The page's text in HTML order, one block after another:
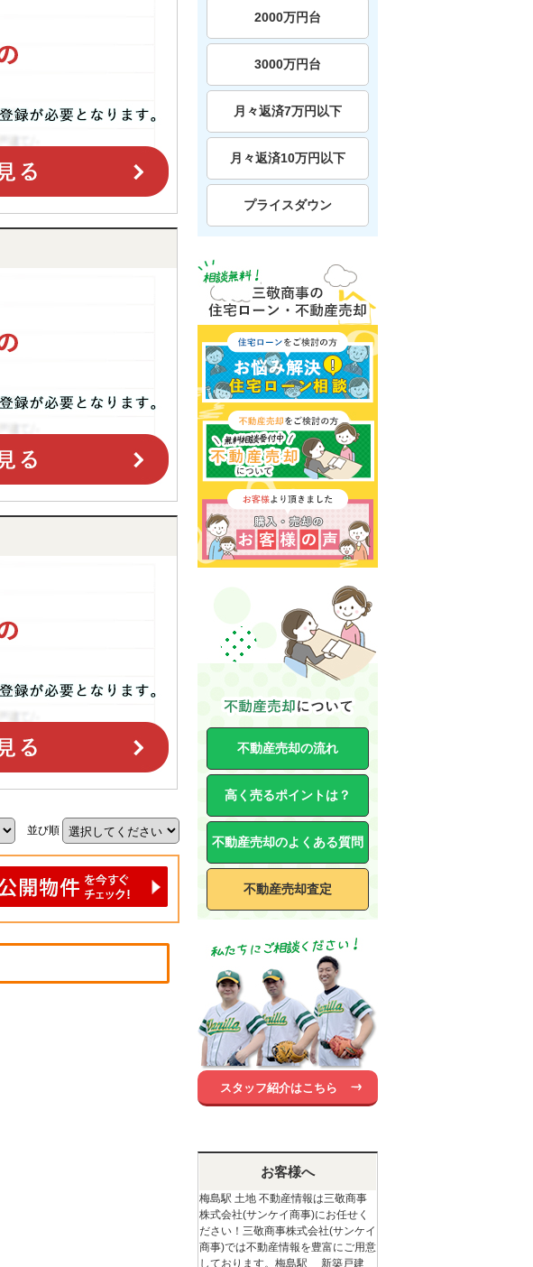
並び順
2000万円台
3000万円台
月々返済7万円以下
月々返済10万円以下
プライスダウン
不動産売却の流れ
高く売るポイントは？
不動産売却のよくある質問
不動産売却査定
スタッフ紹介はこちら
お客様へ
梅島駅 土地 不動産情報は三敬商事
株式会社(サンケイ商事)にお任せく
ださい！三敬商事株式会社(サンケイ
商事)では不動産情報を豊富にご用意
しております。梅島駅 新築戸建